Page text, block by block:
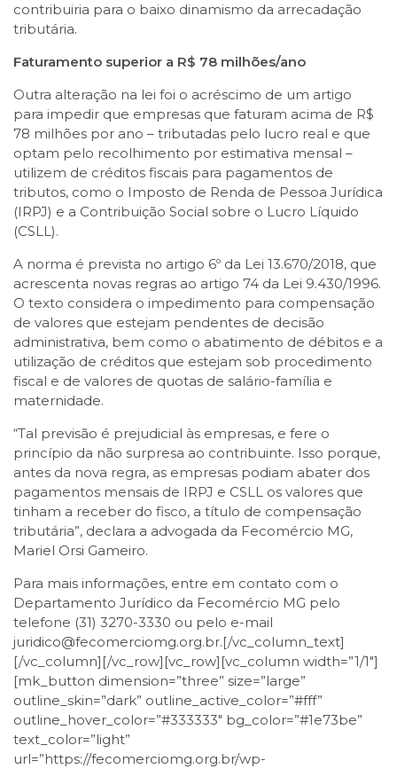
contribuiria para o baixo dinamismo da arrecadação
tributária.
Faturamento superior a R$ 78 milhões/ano
Outra alteração na lei foi o acréscimo de um artigo
para impedir que empresas que faturam acima de R$
78 milhões por ano – tributadas pelo lucro real e que
optam pelo recolhimento por estimativa mensal –
utilizem de créditos fiscais para pagamentos de
tributos, como o Imposto de Renda de Pessoa Jurídica
(IRPJ) e a Contribuição Social sobre o Lucro Líquido
(CSLL).
A norma é prevista no artigo 6º da Lei 13.670/2018, que
acrescenta novas regras ao artigo 74 da Lei 9.430/1996.
O texto considera o impedimento para compensação
de valores que estejam pendentes de decisão
administrativa, bem como o abatimento de débitos e a
utilização de créditos que estejam sob procedimento
fiscal e de valores de quotas de salário-família e
maternidade.
“Tal previsão é prejudicial às empresas, e fere o
princípio da não surpresa ao contribuinte. Isso porque,
antes da nova regra, as empresas podiam abater dos
pagamentos mensais de IRPJ e CSLL os valores que
tinham a receber do fisco, a título de compensação
tributária”, declara a advogada da Fecomércio MG,
Mariel Orsi Gameiro.
Para mais informações, entre em contato com o
Departamento Jurídico da Fecomércio MG pelo
telefone (31) 3270-3330 ou pelo e-mail
juridico@fecomerciomg.org.br.[/vc_column_text]
[/vc_column][/vc_row][vc_row][vc_column width=”1/1″]
[mk_button dimension=”three” size=”large”
outline_skin=”dark” outline_active_color=”#fff”
outline_hover_color=”#333333″ bg_color=”#1e73be”
text_color=”light”
url=”https://fecomerciomg.org.br/wp-